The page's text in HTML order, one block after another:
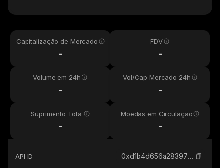
Capitalização de Mercado
-
FDV
-
Volume em 24h
-
Vol/Cap Mercado 24h
-
Suprimento Total
-
Moedas em Circulação
-
API ID 0xd1b4d656a283973d6b0818211d159c94ac914444_binance_smart